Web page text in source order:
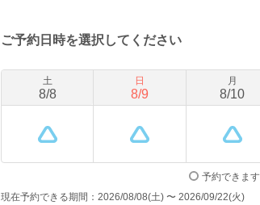
ご予約日時を選択してください
土
8/8
日
8/9
月
8/10
予約できます
現在予約できる期間：2026/08/08(土) 〜 2026/09/22(火)